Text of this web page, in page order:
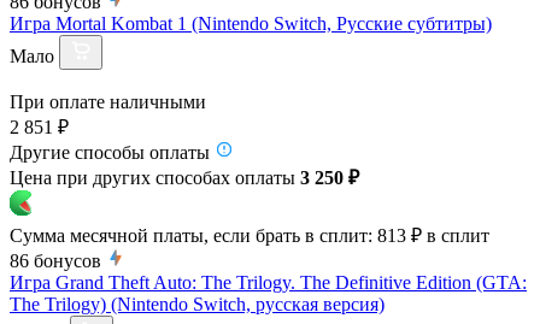
Игра Mortal Kombat 1 (Nintendo Switch, Русские субтитры)
Мало
При оплате наличными
2 851 ₽
Другие способы оплаты
Цена при других способах оплаты 3 250 ₽
Сумма месячной платы, если брать в сплит: 813 ₽ в сплит
86 бонусов
Игра Grand Theft Auto: The Trilogy. The Definitive Edition (GTA:
The Trilogy) (Nintendo Switch, русская версия)